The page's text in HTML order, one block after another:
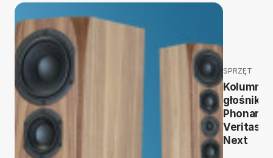
SPRZĘT
Kolumny
Phonar
Veritas
Next